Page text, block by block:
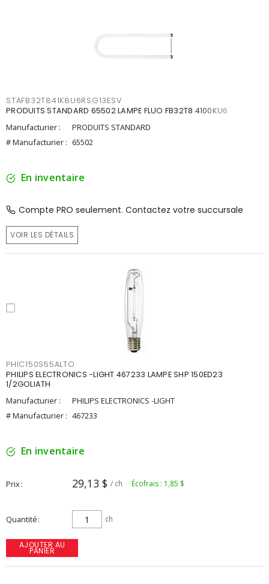
STAFB32T841K8U6RSG13ESV
PRODUITS STANDARD 65502 LAMPE FLUO FB32T8 4100KU6
Manufacturier :
PRODUITS STANDARD
# Manufacturier : 65502
En inventaire
Compte PRO seulement. Contactez votre succursale
VOIR LES DÉTAILS
PHIC150S55ALTO
PHILIPS ELECTRONICS -LIGHT 467233 LAMPE SHP 150ED23
1/2GOLIATH
Manufacturier :
PHILIPS ELECTRONICS -LIGHT
# Manufacturier : 467233
En inventaire
Prix 29,13 $ / ch Écofrais : 1,85 $
Quantité ch
AJOUTER AU
PANIER